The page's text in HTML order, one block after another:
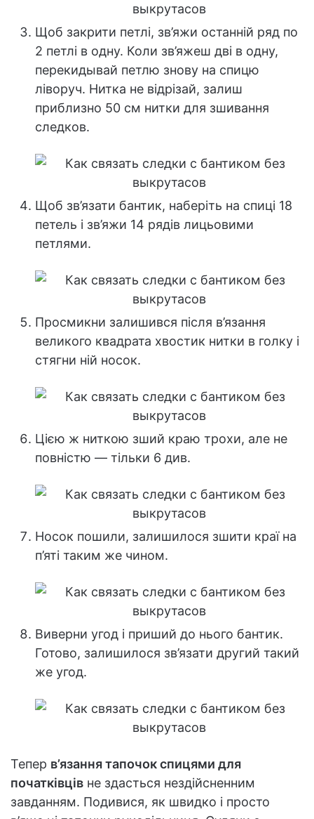
Щоб закрити петлі, зв’яжи останній ряд по
2 петлі в одну. Коли зв’яжеш дві в одну,
перекидывай петлю знову на спицю
ліворуч. Нитка не відрізай, залиш
приблизно 50 см нитки для зшивання
следков.
Щоб зв’язати бантик, наберіть на спиці 18
петель і зв’яжи 14 рядів лицьовими
петлями.
Просмикни залишився після в’язання
великого квадрата хвостик нитки в голку і
стягни ній носок.
Цією ж ниткою зший краю трохи, але не
повністю — тільки 6 див.
Носок пошили, залишилося зшити краї на
п’яті таким же чином.
Виверни угод і приший до нього бантик.
Готово, залишилося зв’язати другий такий
же угод.
Тепер в’язання тапочок спицями для
початківців не здасться нездійсненним
завданням. Подивися, як швидко і просто